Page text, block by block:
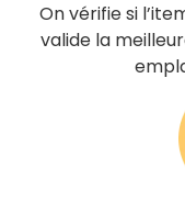
On vérifie si
valide la